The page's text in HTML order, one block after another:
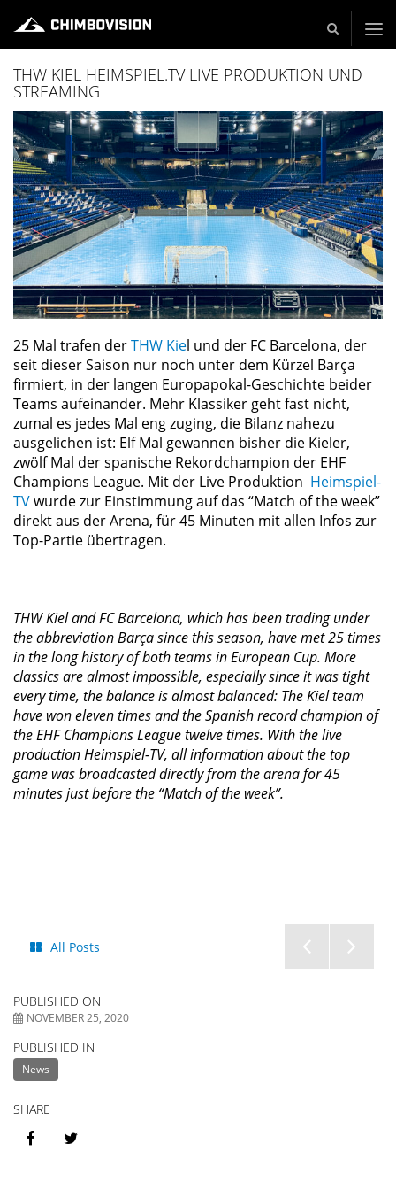
THW KIEL HEIMSPIEL.TV LIVE PRODUKTION UND
STREAMING
25 Mal trafen derTHW Kiel und der FC Barcelona, der
seit dieser Saison nur noch unter dem Kürzel Barça
firmiert, in der langen Europapokal-Geschichte beider
Teams aufeinander. Mehr Klassiker geht fast nicht,
zumal es jedes Mal eng zuging, die Bilanz nahezu
ausgelichen ist: Elf Mal gewannen bisher die Kieler,
zwölf Mal der spanische Rekordchampion der EHF
Champions League. Mit der Live Produktion Heimspiel-
TVwurde zur Einstimmung auf das “Match of the week”
direkt aus der Arena, für 45 Minuten mit allen Infos zur
Top-Partie übertragen.
THW Kiel and FC Barcelona, which has been trading under
the abbreviation Barça since this season, have met 25 times
in the long history of both teams in European Cup. More
classics are almost impossible, especially since it was tight
every time, the balance is almost balanced: The Kiel team
have won eleven times and the Spanish record champion of
the EHF Champions League twelve times. With the live
production Heimspiel-TV, all information about the top
game was broadcasted directly from the arena for 45
minutes just before the “Match of the week”.
All Posts
PUBLISHED ON
NOVEMBER 25, 2020
PUBLISHED IN
News
SHARE